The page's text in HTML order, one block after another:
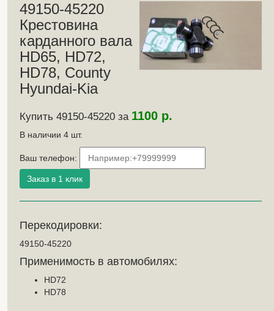
49150-45220
Крестовина
карданного вала
HD65, HD72,
HD78, County
Hyundai-Kia
Купить 49150-45220 за 1100 р.
В наличии 4 шт.
Ваш телефон:
Перекодировки:
49150-45220
Применимость в автомобилях:
HD72
HD78